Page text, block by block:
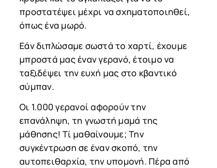
προστατέψει μέχρι να σχηματοποιηθεί,
όπως ένα μωρό.
Εάν διπλώσαμε σωστά το χαρτί, έχουμε
μπροστά μας έναν γερανό, έτοιμο να
ταξιδέψει την ευχή μας στο κβαντικό
σύμπαν.
Οι 1.000 γερανοί αφορούν την
επανάληψη, τη γνωστή μαμά της
μάθησης! Τί μαθαίνουμε; Την
συγκέντρωση σε έναν σκοπό, την
αυτοπειθαρχία, την υπομονή. Πέρα από